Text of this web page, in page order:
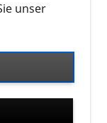
Infomaterial
Videos zu
werden in
unser